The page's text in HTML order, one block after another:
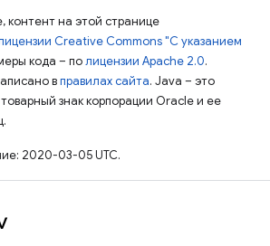
контент на этой странице
Creative Commons "С указанием
кода – полицензии Apache 2.0.
вправилах сайта. Java – это
знак корпорации Oracle и ее
2020-03-05 UTC.